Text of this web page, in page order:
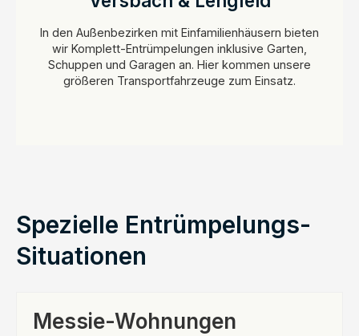
In den Außenbezirken mit Einfamilienhäusern bieten
wir Komplett-Entrümpelungen inklusive Garten,
Schuppen und Garagen an. Hier kommen unsere
größeren Transportfahrzeuge zum Einsatz.
Spezielle Entrümpelungs-
Situationen
Messie-Wohnungen